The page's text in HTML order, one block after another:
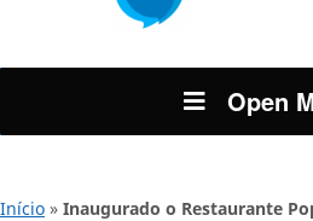
Open
Início » Inaugurado o Restaurante